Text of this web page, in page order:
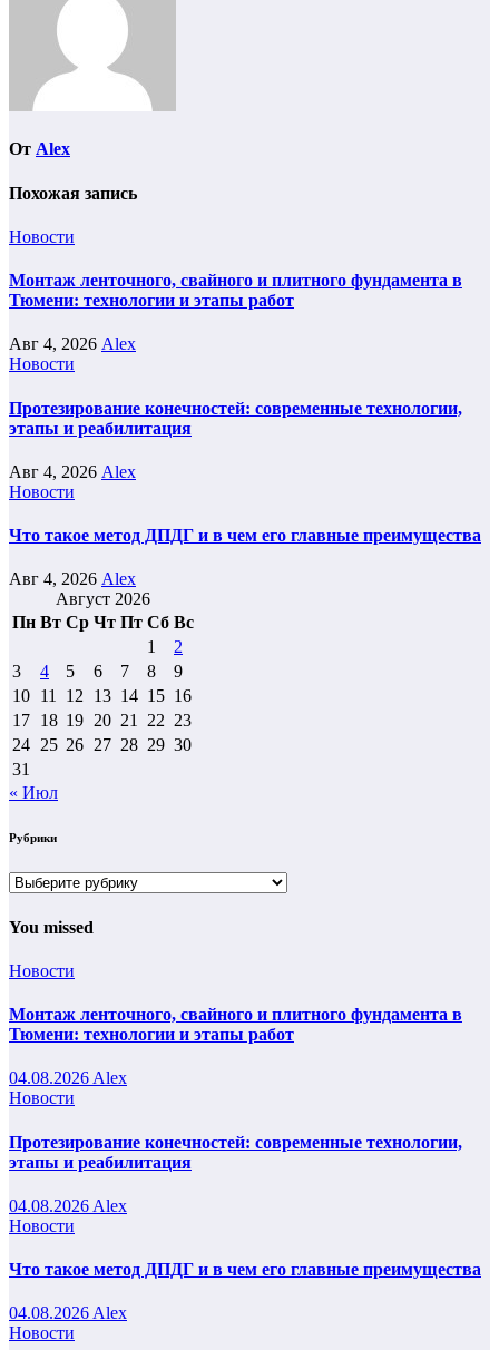
От Alex
Похожая запись
Новости
Монтаж ленточного, свайного и плитного фундамента в
Тюмени: технологии и этапы работ
Авг 4, 2026 Alex
Новости
Протезирование конечностей: современные технологии,
этапы и реабилитация
Авг 4, 2026 Alex
Новости
Что такое метод ДПДГ и в чем его главные преимущества
Авг 4, 2026 Alex
Август 2026
Пн Вт Ср Чт Пт Сб Вс
1
2
3
4 5 6 7 8
9
10 11 12 13 14 15 16
17 18 19 20 21 22 23
24 25 26 27 28 29 30
31
« Июл
Рубрики
Рубрики
You missed
Новости
Монтаж ленточного, свайного и плитного фундамента в
Тюмени: технологии и этапы работ
04.08.2026Alex
Новости
Протезирование конечностей: современные технологии,
этапы и реабилитация
04.08.2026 Alex
Новости
Что такое метод ДПДГ и в чем его главные преимущества
04.08.2026Alex
Новости